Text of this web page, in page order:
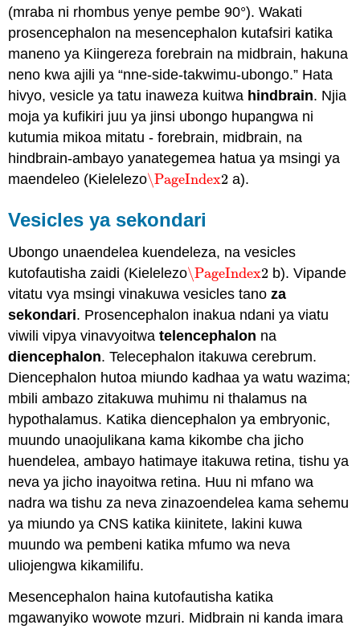
(mraba ni rhombus yenye pembe 90°). Wakati
prosencephalon na mesencephalon kutafsiri katika
maneno ya Kiingereza forebrain na midbrain, hakuna
neno kwa ajili ya “nne-side-takwimu-ubongo.” Hata
hivyo, vesicle ya tatu inaweza kuitwa hindbrain. Njia
moja ya kufikiri juu ya jinsi ubongo hupangwa ni
kutumia mikoa mitatu - forebrain, midbrain, na
hindbrain-ambayo yanategemea hatua ya msingi ya
maendeleo (Kielelezo\PageIndex2
\PageIndex2 a).
Vesicles ya sekondari
Ubongo unaendelea kuendeleza, na vesicles
kutofautisha zaidi (Kielelezo\PageIndex2
\PageIndex2 b). Vipande
vitatu vya msingi vinakuwa vesicles tanoza
sekondari. Prosencephalon inakua ndani ya viatu
viwili vipya vinavyoitwatelencephalon na
diencephalon. Telecephalon itakuwa cerebrum.
Diencephalon hutoa miundo kadhaa ya watu wazima;
mbili ambazo zitakuwa muhimu ni thalamus na
hypothalamus. Katika diencephalon ya embryonic,
muundo unaojulikana kama kikombe cha jicho
huendelea, ambayo hatimaye itakuwa retina, tishu ya
neva ya jicho inayoitwa retina. Huu ni mfano wa
nadra wa tishu za neva zinazoendelea kama sehemu
ya miundo ya CNS katika kiinitete, lakini kuwa
muundo wa pembeni katika mfumo wa neva
uliojengwa kikamilifu.
Mesencephalon haina kutofautisha katika
mgawanyiko wowote mzuri. Midbrain ni kanda imara